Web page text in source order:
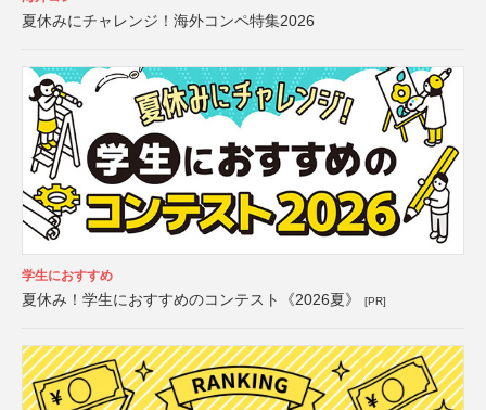
夏休みにチャレンジ！海外コンペ特集2026
学生におすすめ
夏休み！学生におすすめのコンテスト《2026夏》 [PR]